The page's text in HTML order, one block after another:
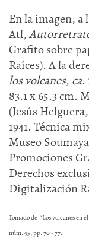
En la imagen,
Atl,
Grafito sobre
Raíces). A la
los volcanes, ca.
83.1 x 65.3 cm.
(Jesús Helguera,
1941. Técnica
Museo
Promociones
Derechos
Digitalización
Tomado de “Los volcanes en
núm. 95, pp. 70 - 77.